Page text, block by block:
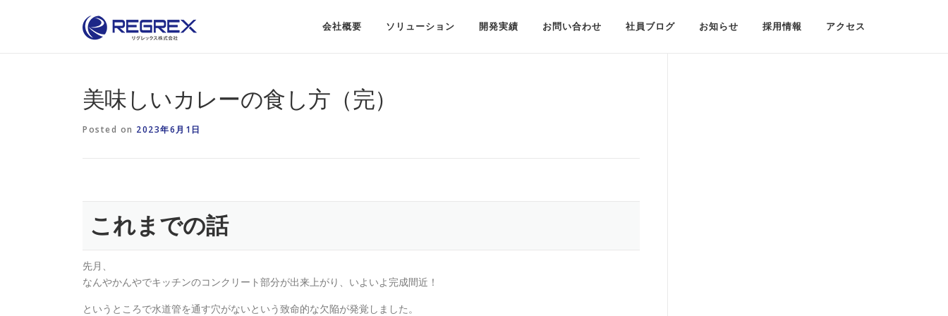
会社概要 ソリューション 開発実績 お問い合わせ 社員ブログ お知らせ 採用情報 アクセス
美味しいカレーの食し方（完）
Posted on 2023年6月1日
これまでの話
先月、
なんやかんやでキッチンのコンクリート部分が出来上がり、いよいよ完成間近！
というところで水道管を通す穴がないという致命的な欠陥が発覚しました。